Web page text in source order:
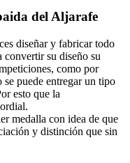
del Aljarafe
diseñar y fabricar todo
convertir su diseño su
como por
puede entregar un tipo
esto que la
medalla con idea de que
y distinción que sin